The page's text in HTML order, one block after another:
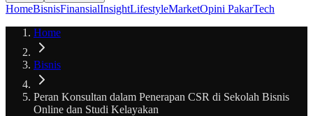
HomeBisnisFinansialInsightLifestyleMarketOpini PakarTech
Home
Bisnis
Peran Konsultan dalam Penerapan CSR di Sekolah Bisnis
Online dan Studi Kelayakan